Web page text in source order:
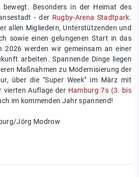
Besonders in der Heimat des
- der Rugby-Arena Stadtpark.
allen Migliedern, Unterstützenden und
sowie einen gelungenen Start in das
2026 werden wir gemeinsam an einer
arbeiten. Spannende Dinge liegen
Maßnahmen zu Modernisierung der
über die "Super Week" im März mit
vierten Auflage der Hamburg 7s (3. bis
im kommenden Jahr spannend!
Jörg Modrow